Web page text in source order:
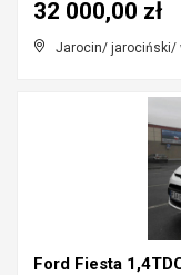
Jarocin/ jarociński/
32 000,00 zł
Ford Fiesta